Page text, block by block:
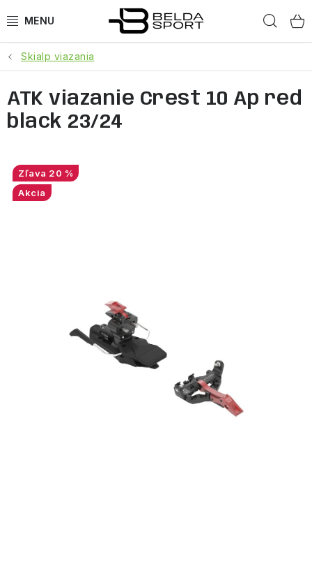
na
ŠPORTY
BEH
GOLDBERGH
OBLEČENIE
Skialp viazania
ATK viazanie Crest 10 Ap red
black 23/24
20 %
Akcia